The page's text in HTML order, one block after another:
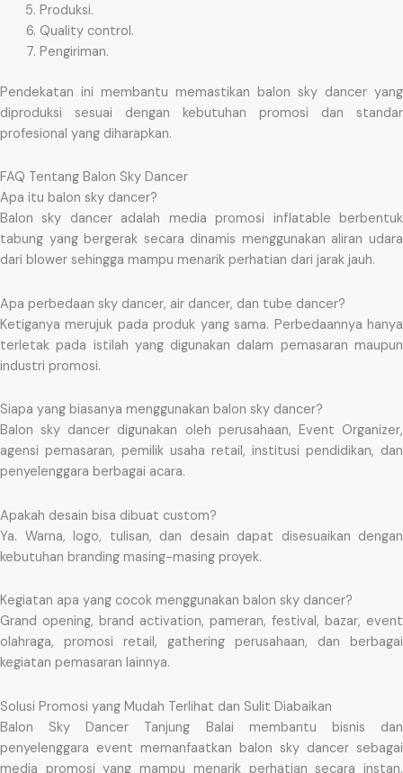
Produksi.
Quality control.
Pengiriman.
Pendekatan ini membantu memastikan balon sky dancer yang
diproduksi sesuai dengan kebutuhan promosi dan standar
profesional yang diharapkan.
FAQ Tentang Balon Sky Dancer
Apa itu balon sky dancer?
Balon sky dancer adalah media promosi inflatable berbentuk
tabung yang bergerak secara dinamis menggunakan aliran udara
dari blower sehingga mampu menarik perhatian dari jarak jauh.
Apa perbedaan sky dancer, air dancer, dan tube dancer?
Ketiganya merujuk pada produk yang sama. Perbedaannya hanya
terletak pada istilah yang digunakan dalam pemasaran maupun
industri promosi.
Siapa yang biasanya menggunakan balon sky dancer?
Balon sky dancer digunakan oleh perusahaan, Event Organizer,
agensi pemasaran, pemilik usaha retail, institusi pendidikan, dan
penyelenggara berbagai acara.
Apakah desain bisa dibuat custom?
Ya. Warna, logo, tulisan, dan desain dapat disesuaikan dengan
kebutuhan branding masing-masing proyek.
Kegiatan apa yang cocok menggunakan balon sky dancer?
Grand opening, brand activation, pameran, festival, bazar, event
olahraga, promosi retail, gathering perusahaan, dan berbagai
kegiatan pemasaran lainnya.
Solusi Promosi yang Mudah Terlihat dan Sulit Diabaikan
Balon Sky Dancer Tanjung Balai membantu bisnis dan
penyelenggara event memanfaatkan balon sky dancer sebagai
media promosi yang mampu menarik perhatian secara instan.